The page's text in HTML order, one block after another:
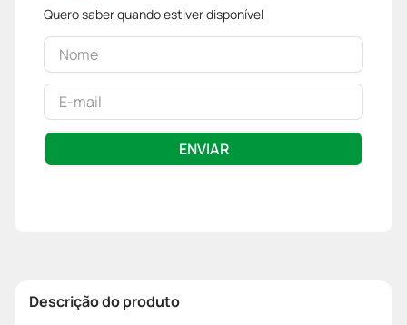
Quero saber quando estiver disponível
ENVIAR
Descrição do produto